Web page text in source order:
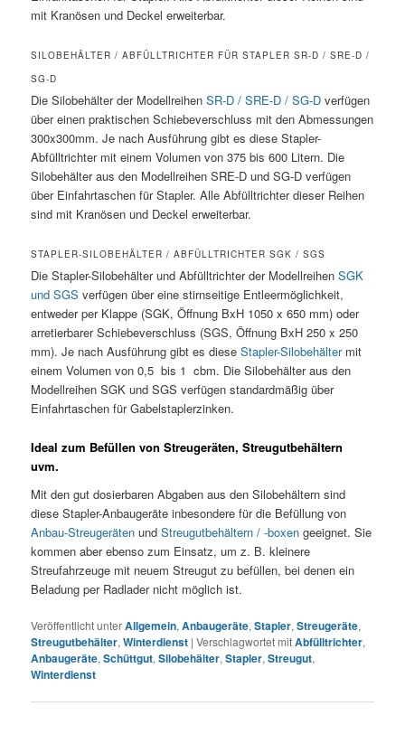
mit Kranösen und Deckel erweiterbar.
SILOBEHÄLTER / ABFÜLLTRICHTER FÜR STAPLER SR-D / SRE-D /
SG-D
Die Silobehälter der ModellreihenSR-D / SRE-D / SG-D verfügen
über einen praktischen Schiebeverschluss mit den Abmessungen
300x300mm. Je nach Ausführung gibt es diese Stapler-
Abfülltrichter mit einem Volumen von 375 bis 600 Litern. Die
Silobehälter aus den Modellreihen SRE-D und SG-D verfügen
über Einfahrtaschen für Stapler. Alle Abfülltrichter dieser Reihen
sind mit Kranösen und Deckel erweiterbar.
STAPLER-SILOBEHÄLTER / ABFÜLLTRICHTER SGK / SGS
Die Stapler-Silobehälter und Abfülltrichter der ModellreihenSGK
und SGS verfügen über eine stirnseitige Entleermöglichkeit,
entweder per Klappe (SGK, Öffnung BxH 1050 x 650 mm) oder
arretierbarer Schiebeverschluss (SGS, Öffnung BxH 250 x 250
mm). Je nach Ausführung gibt es dieseStapler-Silobehältermit
einem Volumen von 0,5 bis 1 cbm. Die Silobehälter aus den
Modellreihen SGK und SGS verfügen standardmäßig über
Einfahrtaschen für Gabelstaplerzinken.
Ideal zum Befüllen von Streugeräten, Streugutbehältern
uvm.
Mit den gut dosierbaren Abgaben aus den Silobehältern sind
diese Stapler-Anbaugeräte inbesondere für die Befüllung von
Anbau-Streugeräten undStreugutbehältern / -boxen geeignet. Sie
kommen aber ebenso zum Einsatz, um z. B. kleinere
Streufahrzeuge mit neuem Streugut zu befüllen, bei denen ein
Beladung per Radlader nicht möglich ist.
Veröffentlicht unterAllgemein,Anbaugeräte,Stapler,Streugeräte,
Streugutbehälter,Winterdienst |Verschlagwortet mitAbfülltrichter,
Anbaugeräte,Schüttgut,Silobehälter,Stapler,Streugut,
Winterdienst